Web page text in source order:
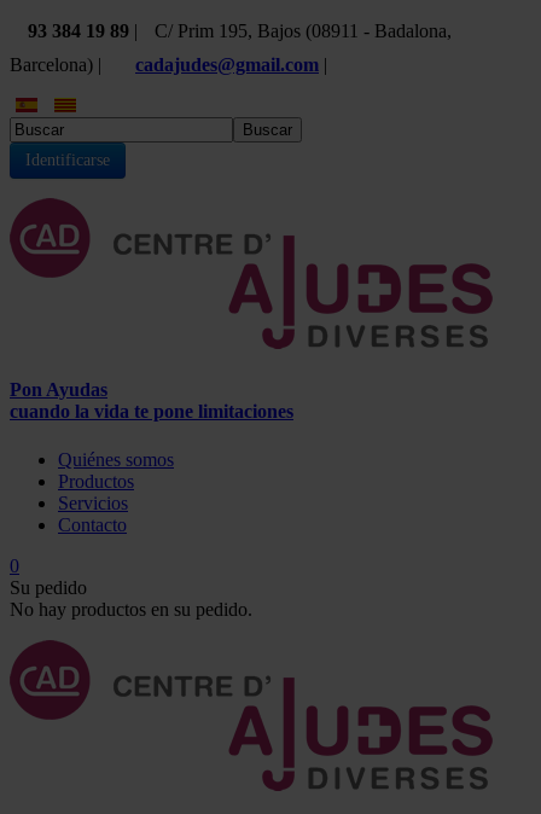
93 384 19 89 |
C/ Prim 195, Bajos (08911 - Badalona,
Barcelona) |
cadajudes@gmail.com |
Buscar
Identificarse
Pon Ayudas
cuando la vida te pone limitaciones
Quiénes somos
Productos
Servicios
Contacto
0
Su pedido
No hay productos en su pedido.